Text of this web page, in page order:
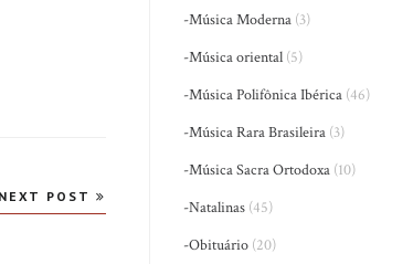
NEXT POST
-Música Moderna (3)
-Música oriental (5)
-Música Polifônica Ibérica (46)
-Música Rara Brasileira (3)
-Música Sacra Ortodoxa (10)
-Natalinas (45)
-Obituário (20)